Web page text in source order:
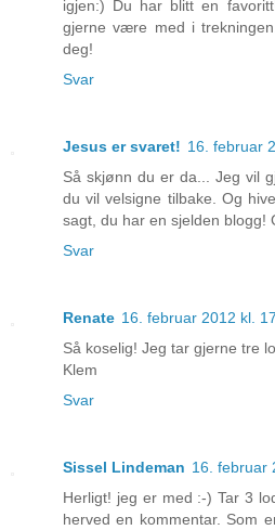
igjen:) Du har blitt en
gjerne være med i
deg!
Svar
Jesus er svaret! 16. februar
Så skjønn du er da... Jeg vil
du vil velsigne tilbake. Og
sagt, du har en sjelden blogg!
Svar
Renate 16. februar 2012 kl.
Så koselig! Jeg tar gjerne tre
Klem
Svar
Sissel Lindeman 16. februar
Herligt! jeg er med :-) Tar 3
herved en kommentar. Som